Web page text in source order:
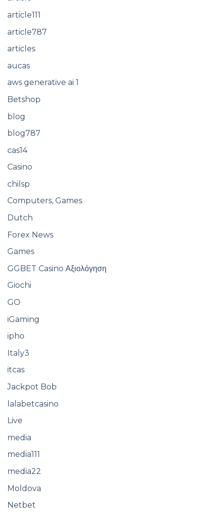
article111
article787
articles
aucas
aws generative ai 1
Betshop
blog
blog787
cas14
Casino
chilsp
Computers, Games
Dutch
Forex News
Games
GGBET Casino Αξιολόγηση
Giochi
GO
iGaming
ipho
Italy3
itcas
Jackpot Bob
lalabetcasino
Live
media
media111
media22
Moldova
Netbet